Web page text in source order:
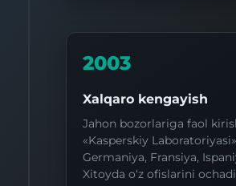
2003
Xalqaro kengayish
Jahon bozorlariga faol
«Kasperskiy
Germaniya, Fransiya,
Xitoyda o‘z ofislarini